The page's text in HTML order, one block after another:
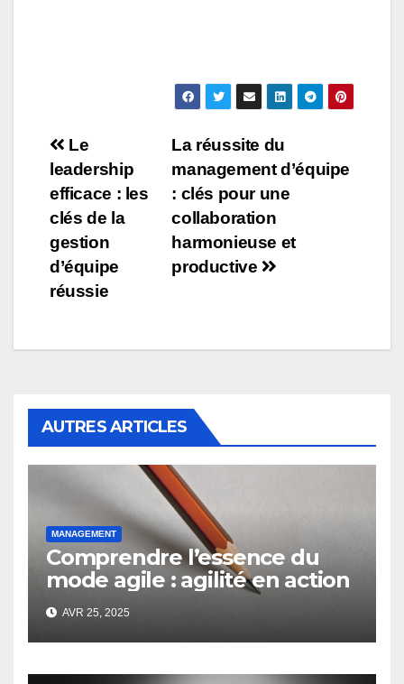
Navigation
de
l’article
La réussite du
management d’équipe
: clés pour une
collaboration
harmonieuse et
productive
Le
leadership
efficace : les
clés de la
gestion
d’équipe
réussie
AUTRES ARTICLES
MANAGEMENT
Comprendre l’essence du
mode agile : agilité en action
AVR 25, 2025